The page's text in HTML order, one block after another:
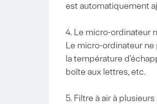
est automatiquement
4. Le micro-ordinateur
Le micro-ordinateur
la température
boîte aux lettres, etc.
5. Filtre à air à